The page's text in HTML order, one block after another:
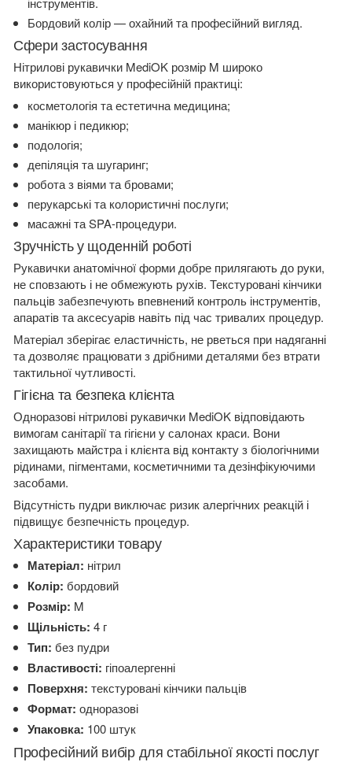
Бордовий колір — охайний та професійний вигляд.
Сфери застосування
Нітрилові рукавички MediOK розмір M широко
використовуються у професійній практиці:
косметологія та естетична медицина;
манікюр і педикюр;
подологія;
депіляція та шугаринг;
робота з віями та бровами;
перукарські та колористичні послуги;
масажні та SPA-процедури.
Зручність у щоденній роботі
Рукавички анатомічної форми добре прилягають до руки,
не сповзають і не обмежують рухів. Текстуровані кінчики
пальців забезпечують впевнений контроль інструментів,
апаратів та аксесуарів навіть під час тривалих процедур.
Матеріал зберігає еластичність, не рветься при надяганні
та дозволяє працювати з дрібними деталями без втрати
тактильної чутливості.
Гігієна та безпека клієнта
Одноразові нітрилові рукавички MediOK відповідають
вимогам санітарії та гігієни у салонах краси. Вони
захищають майстра і клієнта від контакту з біологічними
рідинами, пігментами, косметичними та дезінфікуючими
засобами.
Відсутність пудри виключає ризик алергічних реакцій і
підвищує безпечність процедур.
Характеристики товару
Матеріал: нітрил
Колір: бордовий
Розмір: M
Щільність: 4 г
Тип: без пудри
Властивості: гіпоалергенні
Поверхня: текстуровані кінчики пальців
Формат: одноразові
Упаковка: 100 штук
Професійний вибір для стабільної якості послуг